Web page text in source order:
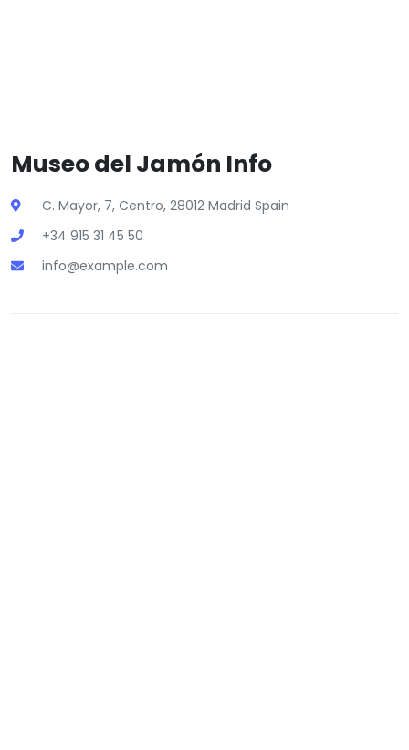
Museo del Jamón Info
C. Mayor, 7, Centro, 28012 Madrid Spain
+34 915 31 45 50
info@example.com